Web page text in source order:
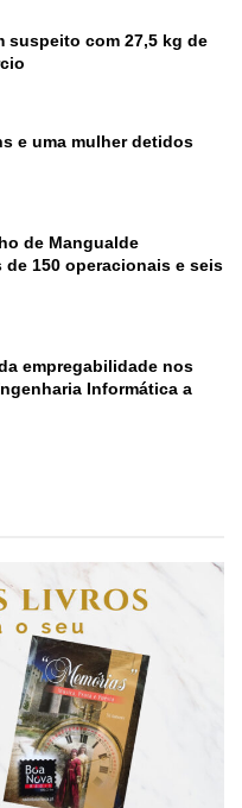
suspeito com 27,5 kg de
e uma mulher detidos
de Mangualde
150 operacionais e seis
empregabilidade nos
Informática a